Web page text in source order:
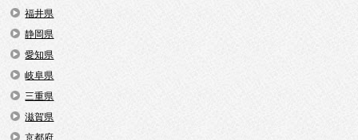
福井県
静岡県
愛知県
岐阜県
三重県
滋賀県
京都府